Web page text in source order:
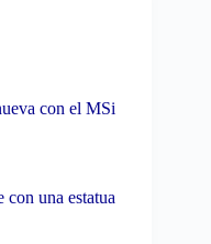
con el MSi
una estatua